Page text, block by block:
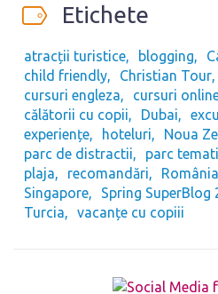
Etichete
atracții turistice blogging
child friendly
Christian Tour
cursuri engleza
cursuri
călătorii cu copii
Dubai
experiențe
hoteluri Noua
parc de distractii
parc
plaja
recomandări România
Singapore
Spring SuperBlog
Turcia
vacanțe cu copiii